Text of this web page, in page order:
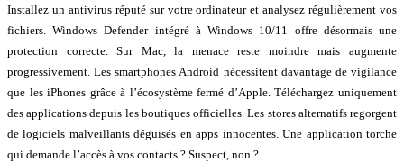
Installez un antivirus réputé sur votre ordinateur et analysez régulièrement vos
fichiers. Windows Defender intégré à Windows 10/11 offre désormais une
protection correcte. Sur Mac, la menace reste moindre mais augmente
progressivement. Les smartphones Android nécessitent davantage de vigilance
que les iPhones grâce à l’écosystème fermé d’Apple. Téléchargez uniquement
des applications depuis les boutiques officielles. Les stores alternatifs regorgent
de logiciels malveillants déguisés en apps innocentes. Une application torche
qui demande l’accès à vos contacts ? Suspect, non ?